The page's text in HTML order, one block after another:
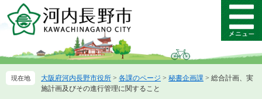
ー
先
ニ
を
メ
ニ
ー
大阪府河内長野市役所 > 各課のページ > 秘書企画課 > 総合計画、実
施計画及びその進行管理に関すること